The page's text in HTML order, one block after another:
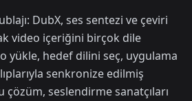
DubX, ses sentezi ve çeviri
video içeriğini birçok dile
yükle, hedef dilini seç, uygulama
senkronize edilmiş
çözüm, seslendirme sanatçıları